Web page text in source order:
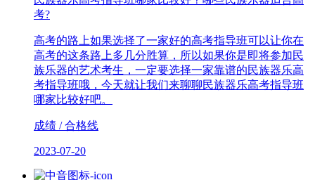
考?
高考的路上如果选择了一家好的高考指导班可以让你在
高考的这条路上多几分胜算，所以如果你是即将参加民
族乐器的艺术考生，一定要选择一家靠谱的民族器乐高
考指导班哦，今天就让我们来聊聊民族器乐高考指导班
哪家比较好吧。
成绩 / 合格线
2023-07-20